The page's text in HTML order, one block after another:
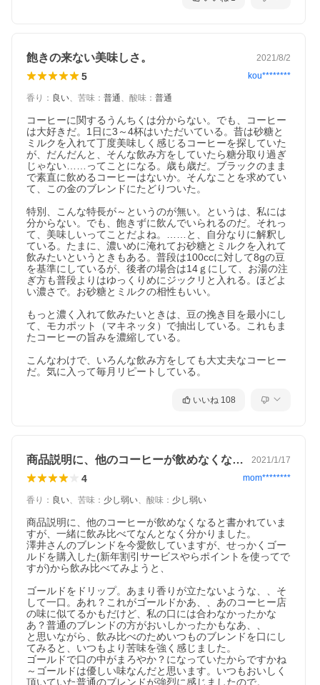
他では飲めない、奥行きのある芳醇なコク
香りだけでなく、舌で感じる満足感が格別。口に含んだ瞬間に広
がる重厚なコクと、余韻まで続く深い味わいが、スペシャルティ
ならではの贅沢なひとときを演出します。
り。
スペシャルティ品質のメキシコ産豆を贅沢に使用。香り・コク・
余韻が織りなすワンランク上の珈琲時間を、あなたのもとへ。毎
日の暮らしが、ひと味違う豊かさで満たされます。
飽きの来ない美味しさ。 2021/8/2
5 kou********
香り ： 良い、 苦味 ： 普通、 酸味 ： 普通
コーヒーに関するうんちくは分からない。でも、コーヒー
は大好きだ。1日に3～4杯はいただいている。昔は砂糖と
ミルクを入れて丁度美味しく感じるコーヒーを探していた
が、だんだんと、そんな飲み方をしていたら糖分取り過ぎ
じゃない……ってことになる。歳も歳だ。ブラックのまま
で素直に飲めるコーヒーはないか。そんなことを求めてい
て、この金のブレンドにたどりついた。
特別、こんな特長が～というのが無い。というは、私には
分からない。でも、飽きずに飲んでいられるのだ。それっ
て、美味しいってことだよね。……と、自分なりに解釈し
ている。たまに、濃いめに淹れてお砂糖とミルクを入れて
飲みたいというときもある。普段は100ccに対して8gの豆
を基準にしているが、後者の場合は14ｇにして、お湯の注
ぎ方も普段よりはゆっくりめにジックリと入れる。ほどよ
い濃さで。お砂糖とミルクの相性もいい。
もっと濃く入れて飲みたいときは、豆の挽き目を最小にし
て、モカポット（マキネッタ）で抽出している。これもま
たコーヒーの旨みを濃縮している。
こんなわけで、いろんな飲み方をしても大丈夫なコーヒー
だ。気に入って毎月リピートしている。
いいね 108
商品説明に、他のコーヒーが飲めなくなる… 2021/1/17
4 mom********
香り ： 良い、 苦味 ： 少し弱い、 酸味 ： 少し弱い
商品説明に、他のコーヒーが飲めなくなると書かれていま
すが、一緒に飲み比べてなんとなく分かりました。
澤井さんのブレンドを今愛飲していますが、せっかくゴー
ルドを購入した(新年割引サービスやらポイントを使ってで
すが)から飲み比べてみようと、
ゴールドをドリップ。あまり香りが立たないような、、そ
して一口。あれ？これがゴールドかあ、、あのコーヒー店
の味に似てるかもだけど、私の口には合わなかったかな
あ？普通のブレンドの方がおいしかったかもなあ、、
と思いながら、飲み比べのためいつものブレンドを口にし
てみると、いつもより苦味を強く感じました。
ゴールドで口の中がまろやか？になっていたからですかね
～ゴールドは優しい味なんだと思います。いつもおいしく
頂いていた普通のブレンドが強烈に感じましたので。